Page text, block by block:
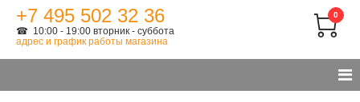
+7 495 502 32 36
☎ 10:00 - 19:00 вторник - суббота
адрес и график работы магазина
0